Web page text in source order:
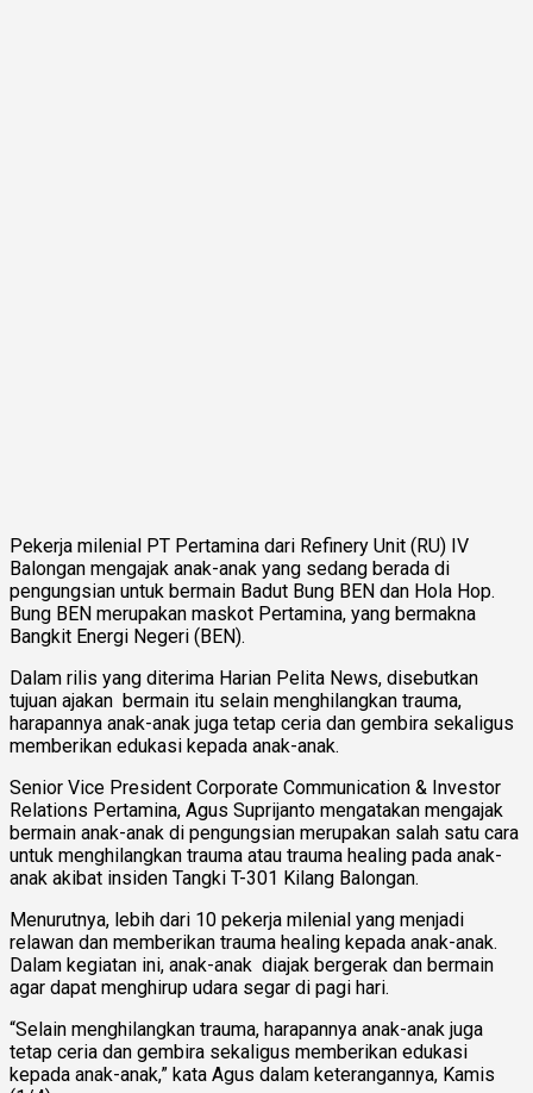
Pekerja milenial PT Pertamina dari Refinery Unit (RU) IV
Balongan mengajak anak-anak yang sedang berada di
pengungsian untuk bermain Badut Bung BEN dan Hola Hop.
Bung BEN merupakan maskot Pertamina, yang bermakna
Bangkit Energi Negeri (BEN).
Dalam rilis yang diterima Harian Pelita News, disebutkan
tujuan ajakan bermain itu selain menghilangkan trauma,
harapannya anak-anak juga tetap ceria dan gembira sekaligus
memberikan edukasi kepada anak-anak.
Senior Vice President Corporate Communication & Investor
Relations Pertamina, Agus Suprijanto mengatakan mengajak
bermain anak-anak di pengungsian merupakan salah satu cara
untuk menghilangkan trauma atau trauma healing pada anak-
anak akibat insiden Tangki T-301 Kilang Balongan.
Menurutnya, lebih dari 10 pekerja milenial yang menjadi
relawan dan memberikan trauma healing kepada anak-anak.
Dalam kegiatan ini, anak-anak diajak bergerak dan bermain
agar dapat menghirup udara segar di pagi hari.
“Selain menghilangkan trauma, harapannya anak-anak juga
tetap ceria dan gembira sekaligus memberikan edukasi
kepada anak-anak,” kata Agus dalam keterangannya, Kamis